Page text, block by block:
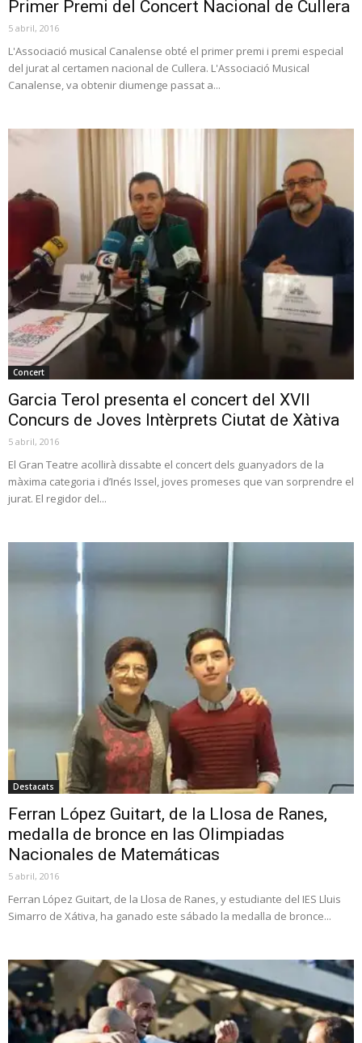
Primer Premi del Concert Nacional de Cullera
5 abril, 2016
L'Associació musical Canalense obté el primer premi i premi especial
del jurat al certamen nacional de Cullera. L'Associació Musical
Canalense, va obtenir diumenge passat a...
Concert
Garcia Terol presenta el concert del XVII
Concurs de Joves Intèrprets Ciutat de Xàtiva
5 abril, 2016
El Gran Teatre acollirà dissabte el concert dels guanyadors de la
màxima categoria i d’Inés Issel, joves promeses que van sorprendre el
jurat. El regidor del...
Destacats
Ferran López Guitart, de la Llosa de Ranes,
medalla de bronce en las Olimpiadas
Nacionales de Matemáticas
5 abril, 2016
Ferran López Guitart, de la Llosa de Ranes, y estudiante del IES Lluis
Simarro de Xátiva, ha ganado este sábado la medalla de bronce...